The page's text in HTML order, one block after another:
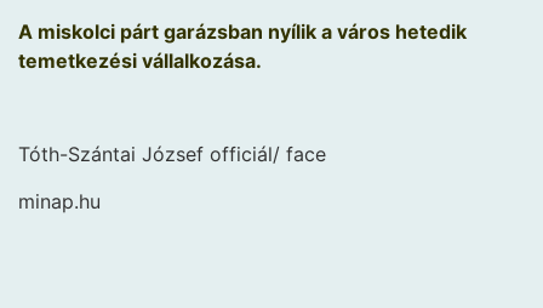
A miskolci párt garázsban nyílik a város hetedik
temetkezési vállalkozása.
Tóth-Szántai József officiál/ face
minap.hu